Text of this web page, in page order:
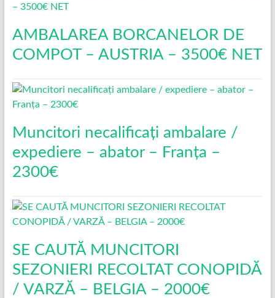
AMBALAREA BORCANELOR DE
COMPOT – AUSTRIA – 3500€ NET
Muncitori necalificați ambalare /
expediere – abator – Franța –
2300€
SE CAUTĂ MUNCITORI
SEZONIERI RECOLTAT CONOPIDĂ
/ VARZĂ – BELGIA – 2000€